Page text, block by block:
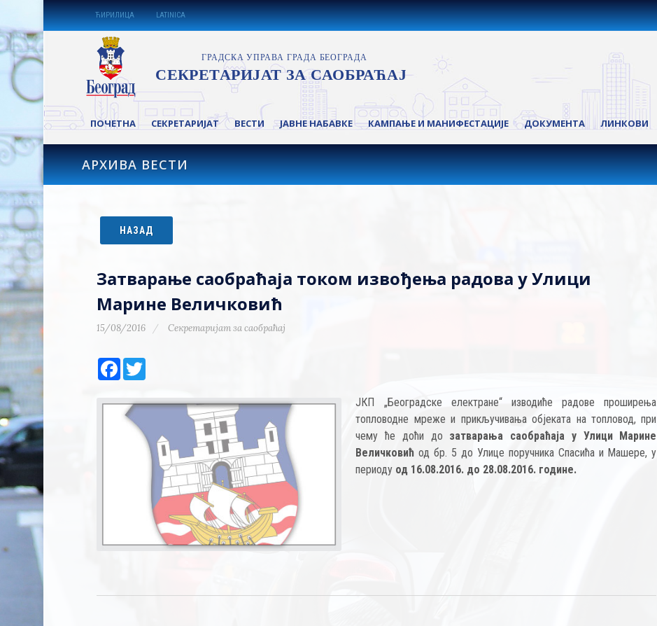
ЋИРИЛИЦА LATINICA
ПОЧЕТНА СЕКРЕТАРИЈАТ ВЕСТИ ЈАВНЕ НАБАВКЕ КАМПАЊЕ И МАНИФЕСТАЦИЈЕ ДОКУМЕНТА ЛИНКОВИ
АРХИВА ВЕСТИ
НАЗАД
Затварање саобраћаја током извођења радова у Улици
Марине Величковић
15/08/2016 Секретаријат за саобраћај
Facebook
ЈКП „Београдске електране“ изводиће радове проширења
топловодне мреже и прикључивања објеката на топловод, при
чему ће доћи до затварања саобраћаја у Улици Марине
Величковић од бр. 5 до Улице поручника Спасића и Машере, у
периоду од 16.08.2016. до 28.08.2016. године.